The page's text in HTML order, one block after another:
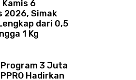
6
2026, Simak
dari 0,5
1 Kg
3 Juta
Hadirkan